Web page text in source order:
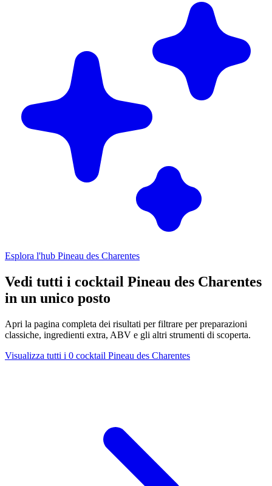
Esplora l'hub Pineau des Charentes
Vedi tutti i cocktail Pineau des Charentes
in un unico posto
Apri la pagina completa dei risultati per filtrare per preparazioni
classiche, ingredienti extra, ABV e gli altri strumenti di scoperta.
Visualizza tutti i 0 cocktail Pineau des Charentes